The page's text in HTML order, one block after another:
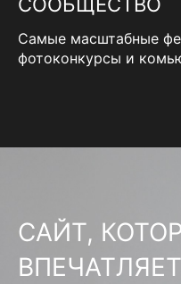
Самые масштабные
фотоконкурсы и
САЙТ,
ВПЕЧАТЛЯЕТ